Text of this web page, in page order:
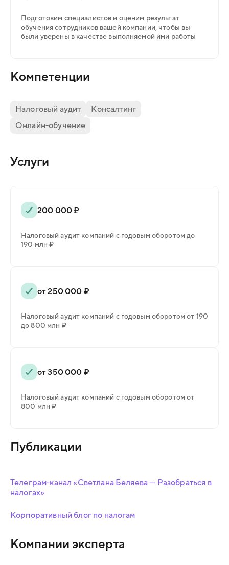
Подготовим специалистов и оценим результат
обучения сотрудников вашей компании, чтобы вы
были уверены в качестве выполняемой ими работы
Компетенции
Налоговый аудит
Консалтинг
Онлайн-обучение
Услуги
200 000 ₽
Налоговый аудит компаний с годовым оборотом до
190 млн ₽
от 250 000 ₽
Налоговый аудит компаний с годовым оборотом от 190
до 800 млн ₽
от 350 000 ₽
Налоговый аудит компаний с годовым оборотом от
800 млн ₽
Публикации
Телеграм-канал «Светлана Беляева — Разобраться в
налогах»
Корпоративный блог по налогам
Компании эксперта